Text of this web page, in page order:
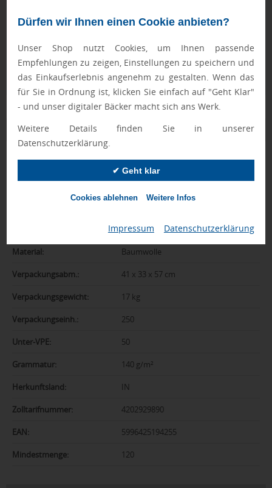
Dürfen wir Ihnen einen Cookie anbieten?
Unser Shop nutzt Cookies, um Ihnen passende
Empfehlungen zu zeigen, Einstellungen zu speichern und
das Einkaufserlebnis angenehm zu gestalten. Wenn das
für Sie in Ordnung ist, klicken Sie einfach auf "Geht Klar"
- und unser digitaler Bäcker macht sich ans Werk.
Weitere Details finden Sie in unserer
Datenschutzerklärung.
✔ Geht klar
Cookies ablehnen Weitere Infos
Impressum Datenschutzerklärung
Nur Produkte, die unseren Qualitätscheckbestehen,
Ewa Engel,
Qualitätssicherung
Zusatzinformation
Artikelnummer: 2028-AP721087
Farbe: natur
68 g
Material: Baumwolle
Verpackungsabm.: 41 x 33 x 57 cm
Verpackungsgewicht: 17 kg
Verpackungseinh.: 250
Unter-VPE: 50
Grammatur: 140 g/m²
Herkunftsland: IN
Zolltarifnummer: 4202929890
EAN: 5996425194255
Mindestmenge: 120